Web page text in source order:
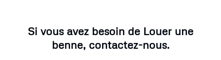
Si vous avez besoin de Louer une
benne, contactez-nous.